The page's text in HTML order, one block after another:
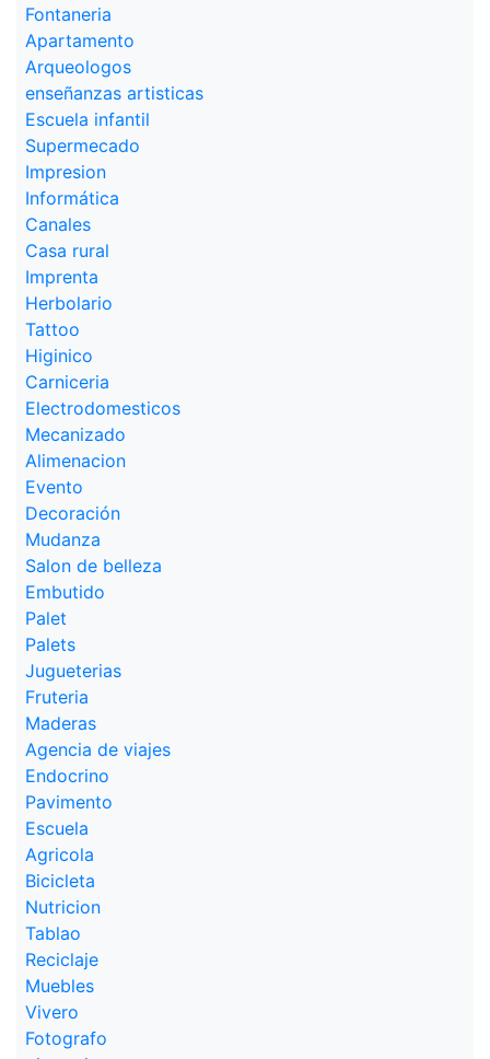
Fontaneria
Apartamento
Arqueologos
enseñanzas artisticas
Escuela infantil
Supermecado
Impresion
Informática
Canales
Casa rural
Imprenta
Herbolario
Tattoo
Higinico
Carniceria
Electrodomesticos
Mecanizado
Alimenacion
Evento
Decoración
Mudanza
Salon de belleza
Embutido
Palet
Palets
Jugueterias
Fruteria
Maderas
Agencia de viajes
Endocrino
Pavimento
Escuela
Agricola
Bicicleta
Nutricion
Tablao
Reciclaje
Muebles
Vivero
Fotografo